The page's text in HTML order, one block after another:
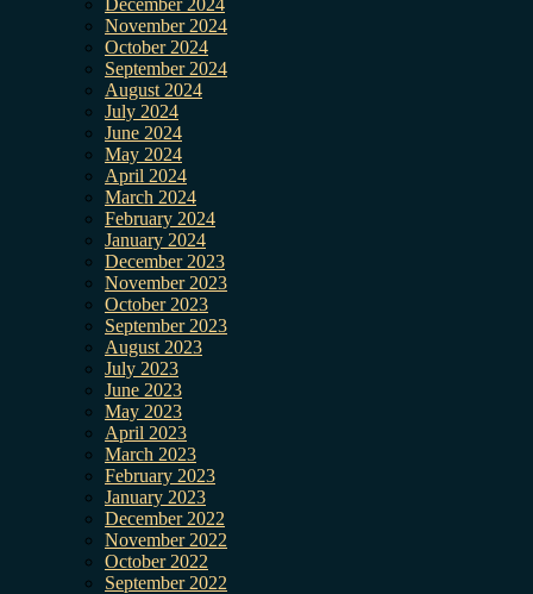
December 2024
November 2024
October 2024
September 2024
August 2024
July 2024
June 2024
May 2024
April 2024
March 2024
February 2024
January 2024
December 2023
November 2023
October 2023
September 2023
August 2023
July 2023
June 2023
May 2023
April 2023
March 2023
February 2023
January 2023
December 2022
November 2022
October 2022
September 2022